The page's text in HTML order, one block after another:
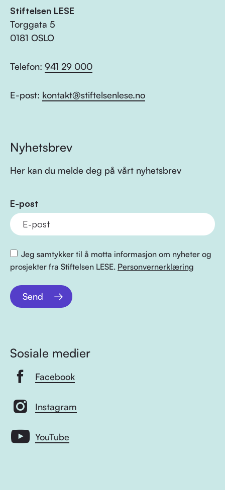
Stiftelsen LESE
Torggata 5
0181 OSLO
Telefon: 941 29 000
E-post: kontakt@stiftelsenlese.no
Nyhetsbrev
Her kan du melde deg på vårt nyhetsbrev
E-post
Jeg samtykker til å motta informasjon om nyheter og
prosjekter fra Stiftelsen LESE. Personvernerklæring
Send
Sosiale medier
Facebook
Instagram
YouTube